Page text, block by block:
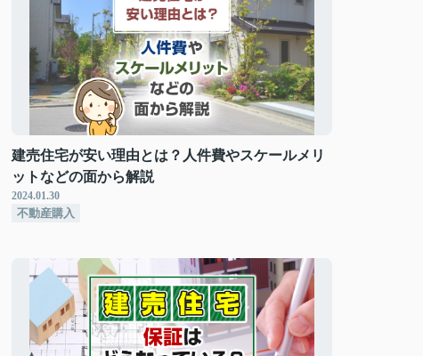
建売住宅が安い理由とは？人件費やスケールメリ
ットなどの面から解説
2024.01.30
不動産購入